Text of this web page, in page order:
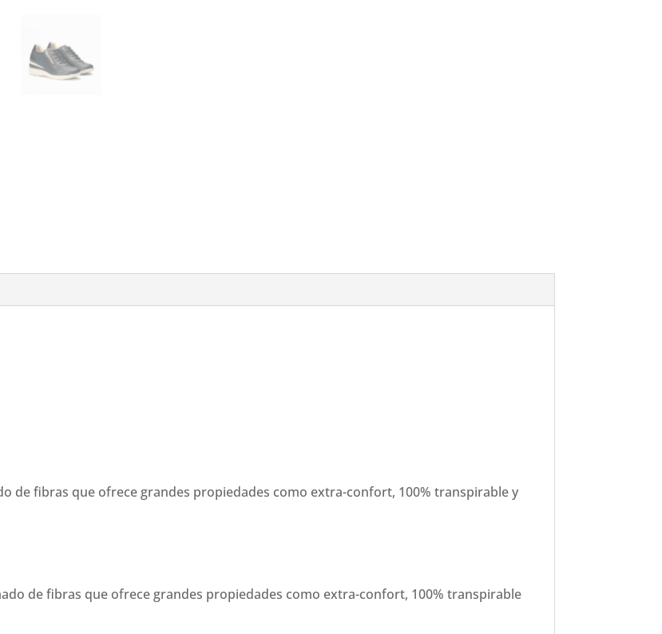
de fibras que ofrece grandes propiedades como extra-confort, 100% transpirable y
de fibras que ofrece grandes propiedades como extra-confort, 100% transpirable